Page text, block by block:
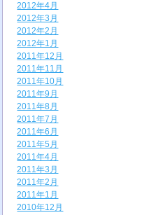
2012年4月
2012年3月
2012年2月
2012年1月
2011年12月
2011年11月
2011年10月
2011年9月
2011年8月
2011年7月
2011年6月
2011年5月
2011年4月
2011年3月
2011年2月
2011年1月
2010年12月